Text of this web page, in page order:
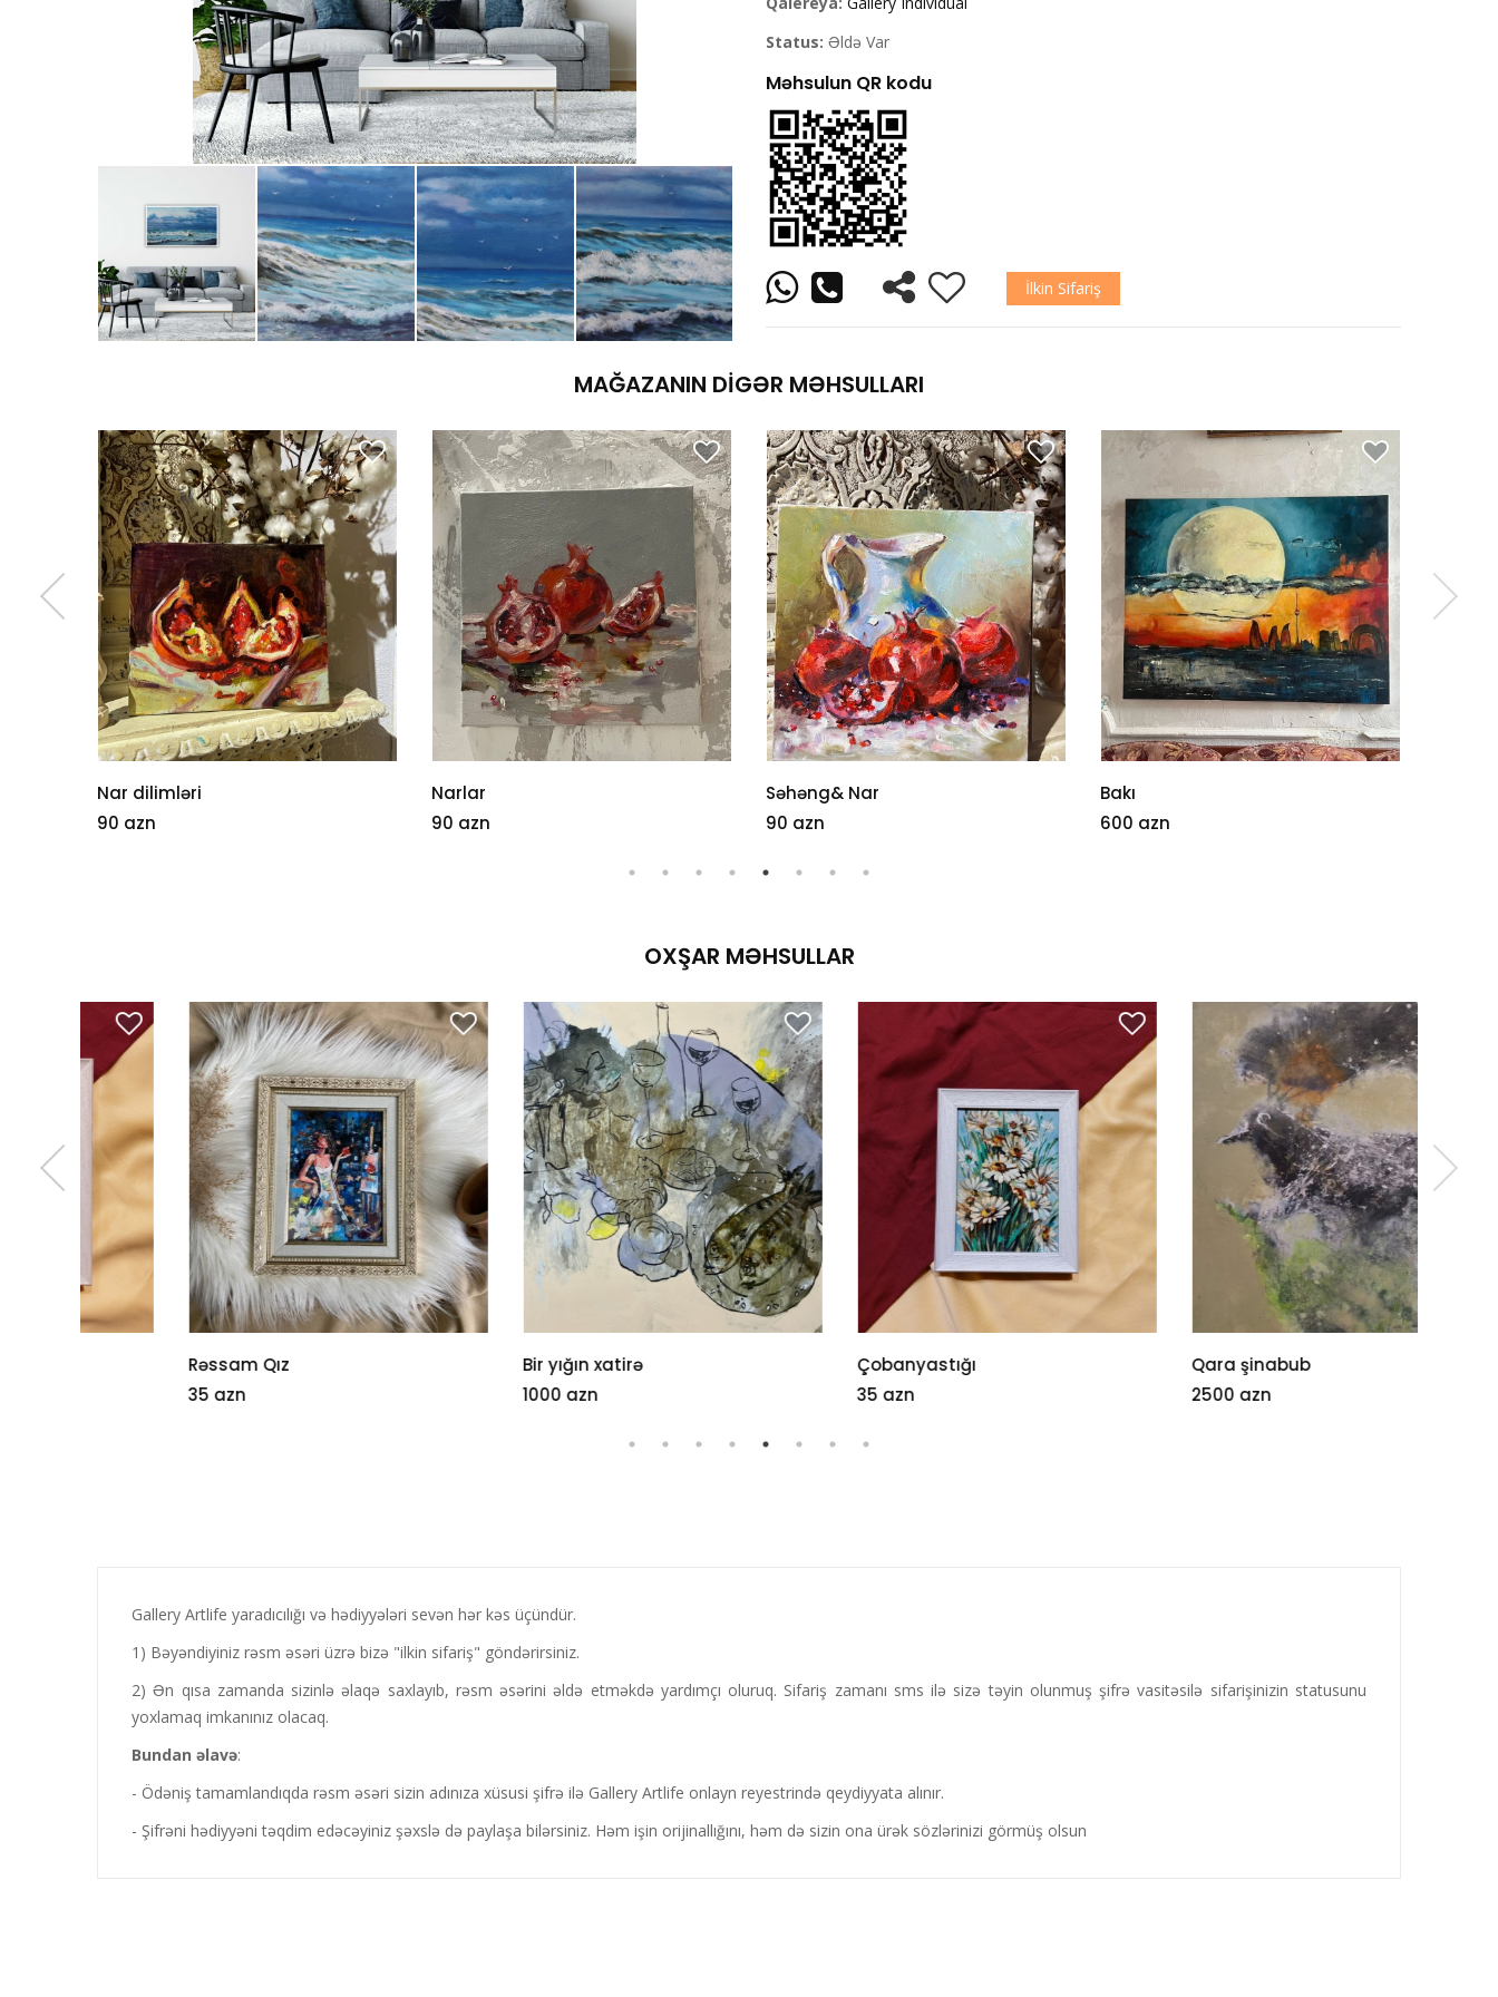
Status: Əldə Var
Məhsulun QR kodu
İlkin Sifariş
MAĞAZANIN DIGƏR MƏHSULLARI
Nar dilimləri
90 azn
Narlar
90 azn
Səhəng& Nar
90 azn
Bakı
600 azn
OXŞAR MƏHSULLAR
Rəssam Qız
Bir yığın xatirə
Çobanyastığı
Qara şinabub
Gallery Artlife yaradıcılığı və hədiyyələri sevən hər kəs üçündür.
1) Bəyəndiyiniz rəsm əsəri üzrə bizə "ilkin sifariş" göndərirsiniz.
2) Ən qısa zamanda sizinlə əlaqə saxlayıb, rəsm əsərini əldə etməkdə yardımçı oluruq. Sifariş zamanı sms ilə sizə təyin olunmuş şifrə vasitəsilə sifarişinizin statusunu
yoxlamaq imkanınız olacaq.
Bundan əlavə:
- Ödəniş tamamlandıqda rəsm əsəri sizin adınıza xüsusi şifrə ilə Gallery Artlife onlayn reyestrində qeydiyyata alınır.
- Şifrəni hədiyyəni təqdim edəcəyiniz şəxslə də paylaşa bilərsiniz. Həm işin orijinallığını, həm də sizin ona ürək sözlərinizi görmüş olsun